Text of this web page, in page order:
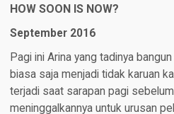
HOW SOON IS NOW?
September 2016
Pagi ini Arina yang tadinya
biasa saja menjadi tidak karuan
terjadi saat sarapan pagi
meninggalkannya untuk urusan